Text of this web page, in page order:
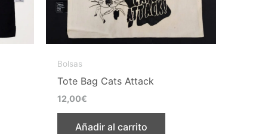
Bolsas
Tote Bag Cats Attack
12,00€
Añadir al carrito